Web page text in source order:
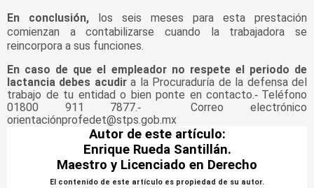
En conclusión, los seis meses para esta prestación
comienzan a contabilizarse cuando la trabajadora se
reincorpora a sus funciones.
En caso de que el empleador no respete el periodo de
lactancia debes acudira la Procuraduría de la defensa del
trabajo de tu entidad o bien ponte en contacto.- Teléfono
01800 911 7877.-
Correo electrónico
orientaciónprofedet@stps.gob.mx
Autor de este artículo:
Enrique Rueda Santillán.
Maestro y Licenciado en Derecho
El contenido de este artículo es propiedad de su autor.